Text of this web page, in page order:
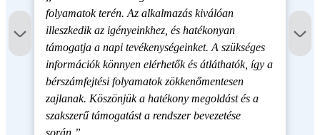
folyamatok terén. Az alkalmazás kiválóan
illeszkedik az igényeinkhez, és hatékonyan
támogatja a napi tevékenységeinket. A szükséges
információk könnyen elérhetők és átláthatók, így a
bérszámfejtési folyamatok zökkenőmentesen
zajlanak. Köszönjük a hatékony megoldást és a
szakszerű támogatást a rendszer bevezetése
során.”